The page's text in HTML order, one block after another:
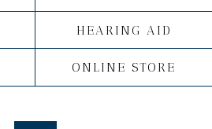
HEARING AID
ONLINE STORE